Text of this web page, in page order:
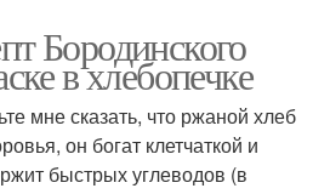
Бородинского
в хлебопечке
мне сказать, что ржаной хлеб
он богат клетчаткой и
быстрых углеводов (в